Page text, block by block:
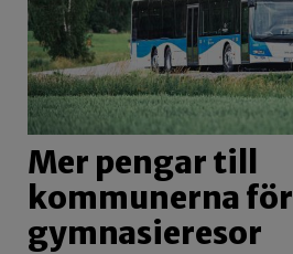
Mer pengar till
kommunerna för
gymnasieresor